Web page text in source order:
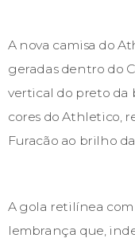
A nova camisa do
geradas dentro do
vertical do preto da
cores do Athletico,
Furacão ao brilho
A gola retilínea com
lembrança que,